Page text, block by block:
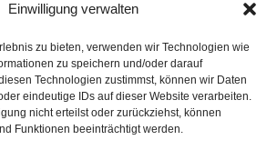
Einwilligung verwalten
zu bieten, verwenden wir Technologien wie
zu speichern und/oder darauf
Technologien zustimmst, können wir Daten
eindeutige IDs auf dieser Website verarbeiten.
nicht erteilst oder zurückziehst, können
Funktionen beeinträchtigt werden.
6
9
12 13 14 15
16
19 20 21 22
23
26 27 28